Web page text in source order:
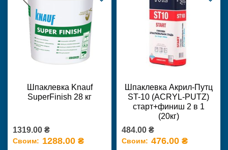
Шпаклевка Knauf
SuperFinish 28 кг
1319.00 ₴
Своим: 1288.00 ₴
Шпаклевка Акрил-Путц
ST-10 (ACRYL-PUTZ)
старт+финиш 2 в 1
(20кг)
484.00 ₴
Своим: 476.00 ₴